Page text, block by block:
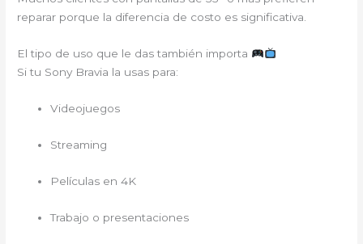
reparar porque la diferencia de costo es significativa.
El tipo de uso que le das también importa
Si tu Sony Bravia la usas para:
Videojuegos
Streaming
Películas en 4K
Trabajo o presentaciones